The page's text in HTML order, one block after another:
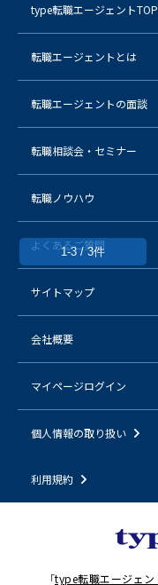
1-3 / 3件
type転職エージェントTOP
転職エージェントとは
転職エージェントの面談
転職相談会・セミナー
転職ノウハウ
よくあるご質問
サイトマップ
会社概要
マイページログイン
個人情報の取り扱い
利用規約
「type転職エージェン